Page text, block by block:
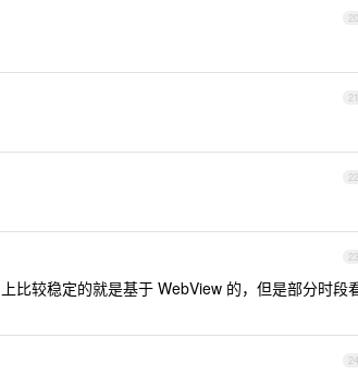
20
21
22
23
比较稳定的就是基于 WebView 的，但是部分时段
24